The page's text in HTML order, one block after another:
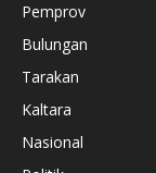
Pemprov
Bulungan
Tarakan
Kaltara
Nasional